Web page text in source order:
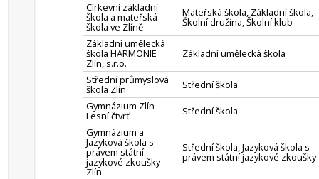
Církevní základní
škola a mateřská
škola ve Zlíně
Mateřská škola, Základní škola,
Školní družina, Školní klub
Základní umělecká
škola HARMONIE
Zlín, s.r.o.
Základní umělecká škola
Střední průmyslová
škola Zlín
Střední škola
Gymnázium Zlín -
Lesní čtvrť
Střední škola
Gymnázium a
Jazyková škola s
právem státní
jazykové zkoušky
Zlín
Střední škola, Jazyková škola s
právem státní jazykové zkoušky